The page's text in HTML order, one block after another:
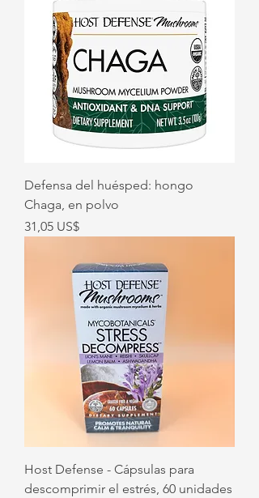
Defensa del huésped: hongo
Chaga, en polvo
Precio
31,05 US$
Host Defense - Cápsulas para
descomprimir el estrés, 60 unidades